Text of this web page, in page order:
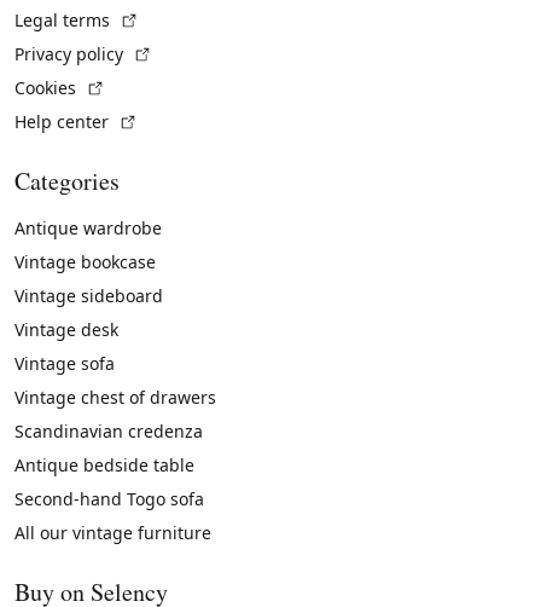
Legal terms
Privacy policy
Cookies
Help center
Categories
Antique wardrobe
Vintage bookcase
Vintage sideboard
Vintage desk
Vintage sofa
Vintage chest of drawers
Scandinavian credenza
Antique bedside table
Second-hand Togo sofa
All our vintage furniture
Buy on Selency